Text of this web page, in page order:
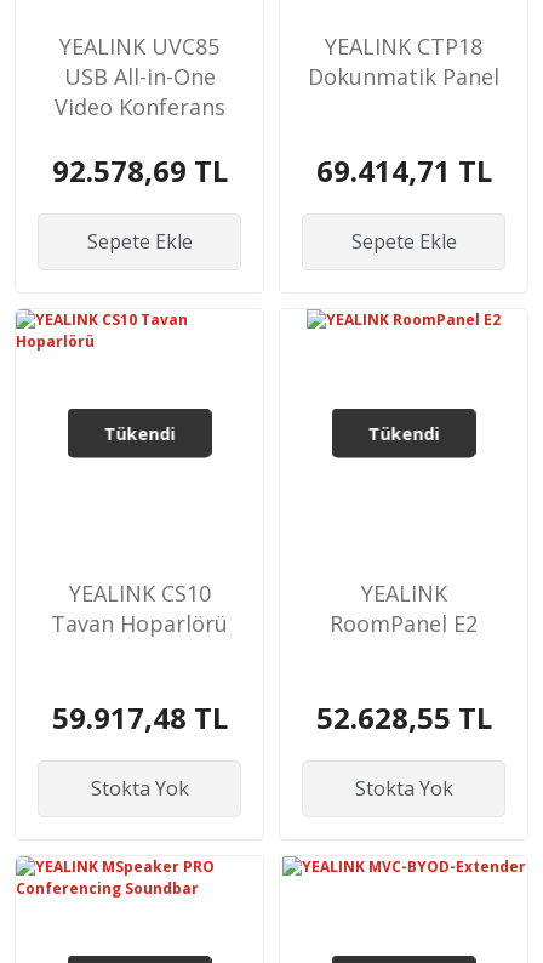
YEALINK UVC85
USB All-in-One
Video Konferans
92.578,69 TL
Sepete Ekle
YEALINK CTP18
Dokunmatik Panel
69.414,71 TL
Sepete Ekle
Tükendi
YEALINK CS10
Tavan Hoparlörü
59.917,48 TL
Stokta Yok
Tükendi
YEALINK
RoomPanel E2
52.628,55 TL
Stokta Yok